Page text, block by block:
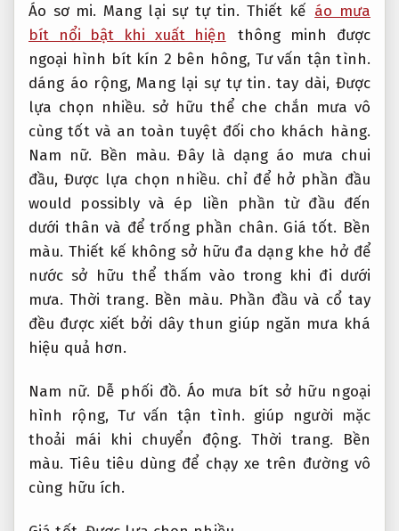
Áo sơ mi. Mang lại sự tự tin. Thiết kế áo mưa
bít nổi bật khi xuất hiện
thông minh được
ngoại hình bít kín 2 bên hông, Tư vấn tận tình.
dáng áo rộng,Mang lại sự tự tin. tay dài, Được
lựa chọn nhiều. sở hữu thể che chắn mưa vô
cùng tốt và an toàn tuyệt đối cho khách hàng.
Nam nữ. Bền màu. Đây là dạng áo mưa chui
đầu, Được lựa chọn nhiều. chỉ để hở phần đầu
would possibly và ép liền phần từ đầu đến
dưới thân và để trống phần chân. Giá tốt. Bền
màu. Thiết kế không sở hữu đa dạng khe hở để
nước sở hữu thể thấm vào trong khi đi dưới
mưa.Thời trang. Bền màu. Phần đầu và cổ tay
đều được xiết bởi dây thun giúp ngăn mưa khá
hiệu quả hơn.
Nam nữ. Dễ phối đồ. Áo mưa bít sở hữu ngoại
hình rộng, Tư vấn tận tình. giúp người mặc
thoải mái khi chuyển động. Thời trang.
Bền
màu. Tiêu tiêu dùng để chạy xe trên đường vô
cùng hữu ích.